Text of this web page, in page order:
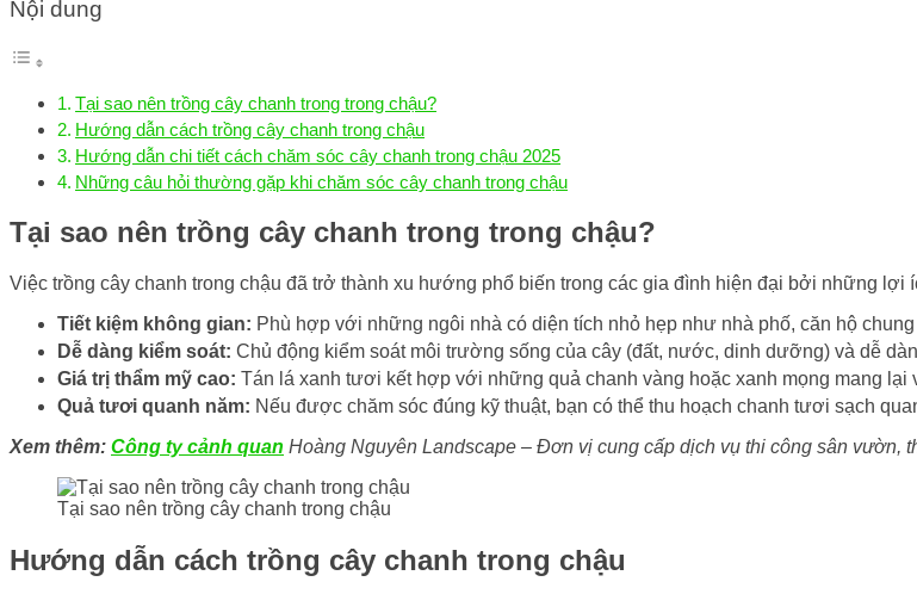
Nội dung
Tại sao nên trồng cây chanh trong trong chậu?
Hướng dẫn cách trồng cây chanh trong chậu
Hướng dẫn chi tiết cách chăm sóc cây chanh trong chậu 2025
Những câu hỏi thường gặp khi chăm sóc cây chanh trong chậu
Tại sao nên trồng cây chanh trong trong chậu?
Việc trồng cây chanh trong chậu đã trở thành xu hướng phổ biến trong các gia đình hiện đại bởi những lợi
Tiết kiệm không gian: Phù hợp với những ngôi nhà có diện tích nhỏ hẹp như nhà phố, căn hộ
Dễ dàng kiểm soát: Chủ động kiểm soát môi trường sống của cây (đất, nước, dinh dưỡng) và dễ
Giá trị thẩm mỹ cao: Tán lá xanh tươi kết hợp với những quả chanh vàng hoặc xanh mọng mang lại
Quả tươi quanh năm: Nếu được chăm sóc đúng kỹ thuật, bạn có thể thu hoạch chanh tươi sạch
Xem thêm: Công ty cảnh quan Hoàng Nguyên Landscape – Đơn vị cung cấp dịch vụ thi công sân vườn,
Tại sao nên trồng cây chanh trong chậu
Hướng dẫn cách trồng cây chanh trong chậu